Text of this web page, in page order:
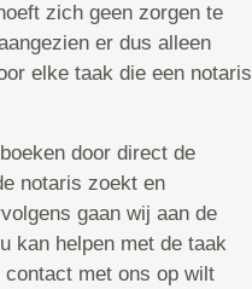
zich geen zorgen te
er dus alleen
elke taak die een notaris
door direct de
notaris zoekt en
gaan wij aan de
kan helpen met de taak
met ons op wilt